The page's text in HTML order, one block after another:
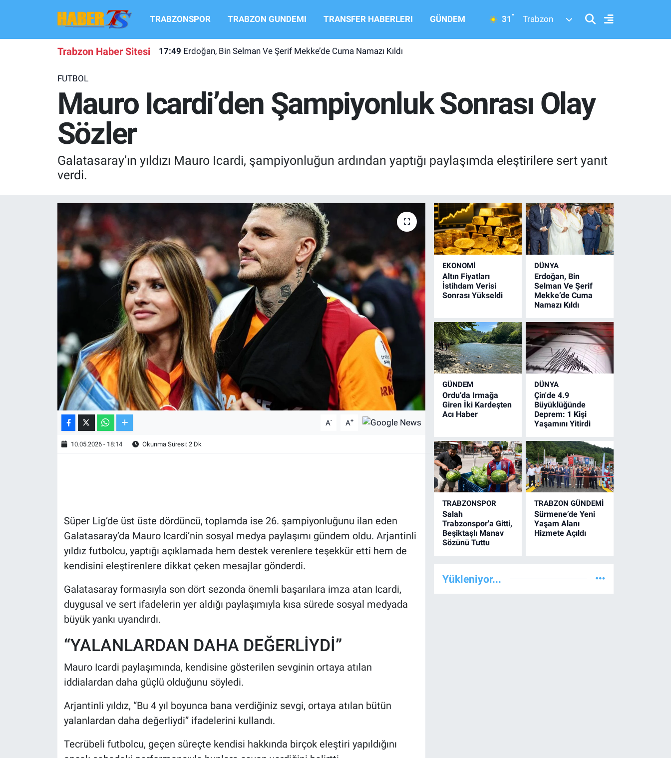
TRABZONSPOR TRABZON GUNDEMI TRANSFER HABERLERI GÜNDEM 31 ° Trabzon
Trabzon Haber Sitesi 17:49 Erdoğan, Bin Selman Ve Şerif Mekke’de Cuma Namazı Kıldı
FUTBOL
Mauro Icardi’den Şampiyonluk Sonrası Olay
Sözler
Galatasaray’ın yıldızı Mauro Icardi, şampiyonluğun ardından yaptığı paylaşımda eleştirilere sert yanıt
verdi.
A- A+
10.05.2026 - 18:14 Okunma Süresi: 2 Dk
Süper Lig’de üst üste dördüncü, toplamda ise 26. şampiyonluğunu ilan eden
Galatasaray’da Mauro Icardi’nin sosyal medya paylaşımı gündem oldu. Arjantinli
yıldız futbolcu, yaptığı açıklamada hem destek verenlere teşekkür etti hem de
kendisini eleştirenlere dikkat çeken mesajlar gönderdi.
Galatasaray formasıyla son dört sezonda önemli başarılara imza atan Icardi,
duygusal ve sert ifadelerin yer aldığı paylaşımıyla kısa sürede sosyal medyada
büyük yankı uyandırdı.
“YALANLARDAN DAHA DEĞERLİYDİ”
Mauro Icardi paylaşımında, kendisine gösterilen sevginin ortaya atılan
iddialardan daha güçlü olduğunu söyledi.
Arjantinli yıldız, “Bu 4 yıl boyunca bana verdiğiniz sevgi, ortaya atılan bütün
yalanlardan daha değerliydi” ifadelerini kullandı.
Tecrübeli futbolcu, geçen süreçte kendisi hakkında birçok eleştiri yapıldığını
EKONOMİ
Altın Fiyatları
İstihdam Verisi
Sonrası Yükseldi
DÜNYA
Erdoğan, Bin
Selman Ve Şerif
Mekke’de Cuma
Namazı Kıldı
GÜNDEM
Ordu’da Irmağa
Giren İki Kardeşten
Acı Haber
DÜNYA
Çin'de 4.9
Büyüklüğünde
Deprem: 1 Kişi
Yaşamını Yitirdi
TRABZONSPOR
Salah
Trabzonspor'a Gitti,
Beşiktaşlı Manav
Sözünü Tuttu
TRABZON GÜNDEMİ
Sürmene’de Yeni
Yaşam Alanı
Hizmete Açıldı
Yükleniyor...
TRABZONSPOR
TRANSFER HABERLERI
KULİS MEYDANI
1461 TRABZON
ALT LIGLER
TV VE SİNEMA
BASKETBOL
KÜLTÜR SANAT
EKONOMİ
MAGAZİN
Bilim, Teknoloji
Hava Durumu
Tüm Manşetler
Son Dakika Haberleri
Haber Arşivi